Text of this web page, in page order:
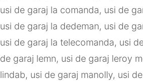
usi de garaj la comanda, usi de
usi de garaj la dedeman, usi de
usi de garaj la telecomanda, usi
de garaj lemn, usi de garaj leroy
lindab, usi de garaj manolly, usi